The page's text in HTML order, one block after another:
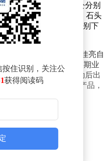
，澜起科技、金山办公分别
涨0.16%，而复旦微电、石头
恒玄科技、云天励飞分别下
司运作，基金经理李佳亮自
报率为-2.92%。不过近期业
0.86%，显示短期波动后出
人工智能领域的ETF产品，
住识别，关注公
1获得阅读码